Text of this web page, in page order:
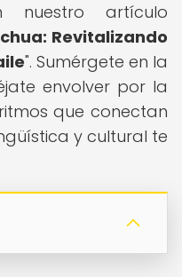
nuestro artículo
Revitalizando
". Sumérgete en la
envolver por la
que conectan
y cultural te